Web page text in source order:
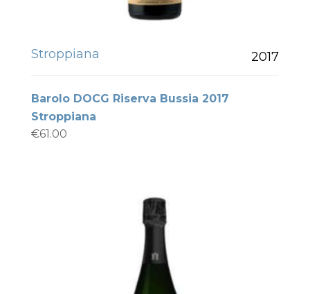
Stroppiana 2017
Barolo DOCG Riserva Bussia 2017
Stroppiana
€61.00